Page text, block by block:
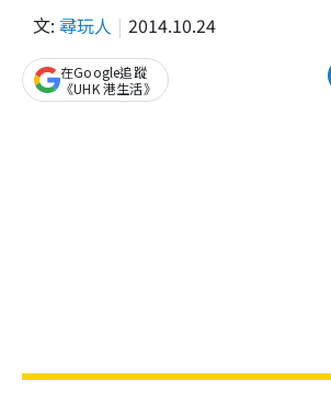
文: 尋玩人 2014.10.24
在Google追蹤
《UHK 港生活》